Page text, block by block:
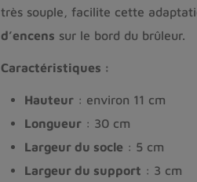
très souple, facilite cette
d’encens sur le bord du brûleur.
Caractéristiques :
Hauteur: environ 11 cm
Longueur: 30 cm
Largeur du socle : 5 cm
Largeur du support : 3 cm